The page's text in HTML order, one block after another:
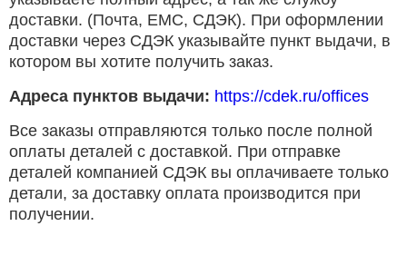
доставки. (Почта, ЕМС, СДЭК). При оформлении
доставки через СДЭК указывайте пункт выдачи, в
котором вы хотите получить заказ.
Адреса пунктов выдачи: https://cdek.ru/offices
Все заказы отправляются только после полной
оплаты деталей с доставкой. При отправке
деталей компанией СДЭК вы оплачиваете только
детали, за доставку оплата производится при
получении.